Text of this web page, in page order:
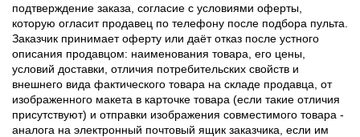
подтверждение заказа, согласие с условиями оферты,
которую огласит продавец по телефону после подбора пульта.
Заказчик принимает оферту или даёт отказ после устного
описания продавцом: наименования товара, его цены,
условий доставки, отличия потребительских свойств и
внешнего вида фактического товара на складе продавца, от
изображенного макета в карточке товара (если такие отличия
присутствуют) и отправки изображения совместимого товара -
аналога на электронный почтовый ящик заказчика, если им